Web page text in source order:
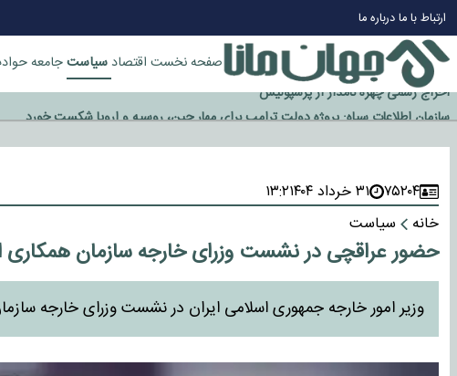
ارتباط با مادرباره ما
صفحه نخست اقتصاد سیاستجامعه
چرا طلا دوباره افزایشی شد؟
گزینه جدایی اوسمار روی میز مدیران پرسپولیس
آیا رئیس جمهور آمریکا قانون را دور می‌زند؟
اخراج رسمی چهره نامدار از پرسپولیس
سازمان اطلاعات سپاه: پروژه دولت ترامپ برای مهار چین، روسیه و اروپا شکست خورد
۷۵۲۰۴ ۳۱ خرداد ۱۴۰۴
۱۳:۲
خانه
سیاست
حضور عراقچی در نشست وزرای خارجه سازمان همکاری
وزیر امور خارجه جمهوری اسلامی ایران در نشست وزرای خارجه